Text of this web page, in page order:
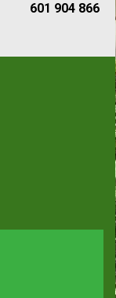
601 904 866